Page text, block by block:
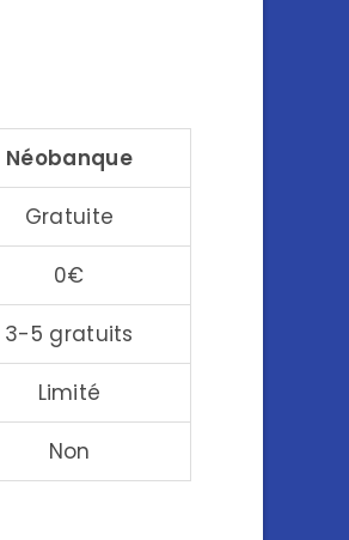
Néobanque
Gratuite
0€
3-5 gratuits
Limité
Non